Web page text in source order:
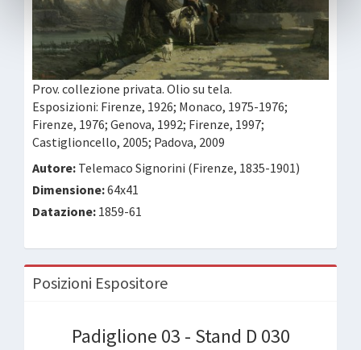
Prov. collezione privata. Olio su tela.
Esposizioni: Firenze, 1926; Monaco, 1975-1976;
Firenze, 1976; Genova, 1992; Firenze, 1997;
Castiglioncello, 2005; Padova, 2009
Autore: Telemaco Signorini (Firenze, 1835-1901)
Dimensione:64x41
Datazione: 1859-61
Posizioni Espositore
Padiglione 03 - Stand D 030